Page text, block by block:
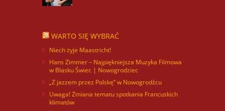
WARTO SIĘ WYBRAĆ
Niech żyje Maastricht!
Hans Zimmer – Najpiękniejsza Muzyka Filmowa
w Blasku Świec | Nowogrodziec
„Z jazzem przez Polskę” w Nowogrodźcu
Uwaga! Zmiana tematu spotkania Francuskich
klimatów